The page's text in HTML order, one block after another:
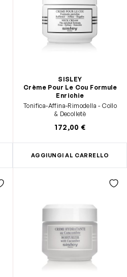
SISLEY
Crème Pour Le Cou Formule
Enrichie
Tonifica-Affina-Rimodella - Collo
& Decolletè
172,00 €
AGGIUNGI AL CARRELLO